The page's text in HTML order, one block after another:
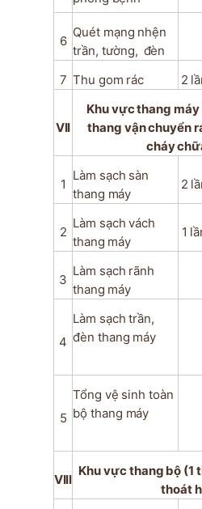
6
Quét mạng nhện
trần, tường, đèn
7 Thu gom rác 2
VII
Khuvựcthang máy
thang vậnchuyển
cháy
1
Làm sạch sàn
thang máy
2
2
Làm sạch vách
thang máy
1
3
Làm sạch rãnh
thang máy
4
Làm sạch trần,
đèn thang máy
5
Tổng vệ sinh toàn
bộ thang máy
VIII
Khuvựcthang bộ (1
thoát